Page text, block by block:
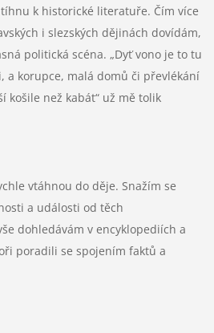
k historické literatuře. Čím více
i slezských dějinách dovídám,
politická scéna. „Dyť vono je to tu
a korupce, malá domů či převlékání
košile než kabát“ už mě tolik
vtáhnou do děje. Snažím se
a události od těch
dohledávám v encyklopediích a
poradili se spojením faktů a